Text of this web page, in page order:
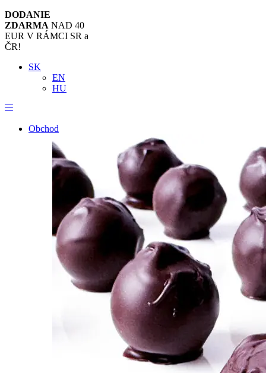
DODANIE
ZDARMA NAD 40
EUR V RÁMCI SR a
ČR!
SK
EN
HU
Obchod